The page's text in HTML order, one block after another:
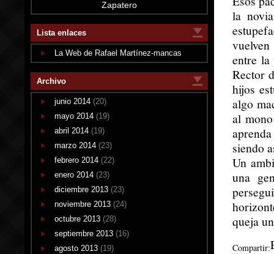
Zapatero
Lista enlaces
La Web de Rafael Martínez-mancas
Archivo
junio 2014 (20)
mayo 2014 (19)
abril 2014 (19)
marzo 2014 (23)
febrero 2014 (22)
enero 2014 (23)
diciembre 2013 (23)
noviembre 2013 (24)
octubre 2013 (28)
septiembre 2013 (16)
agosto 2013 (19)
la
entre la
Rector
hijos
algo
al
siendo
Un
una
queja
Compartir: